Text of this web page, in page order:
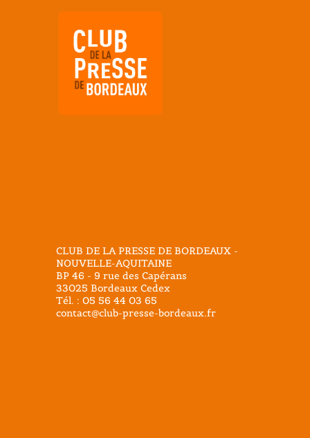
CLUB DE LA PRESSE DE BORDEAUX -
NOUVELLE-AQUITAINE
BP 46 - 9 rue des Capérans
33025 Bordeaux Cedex
Tél. : 05 56 44 03 65
contact@club-presse-bordeaux.fr